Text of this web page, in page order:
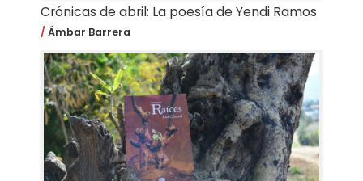
Crónicas de abril: La poesía de Yendi Ramos
Ámbar Barrera